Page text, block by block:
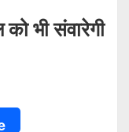
भी संवारेगी